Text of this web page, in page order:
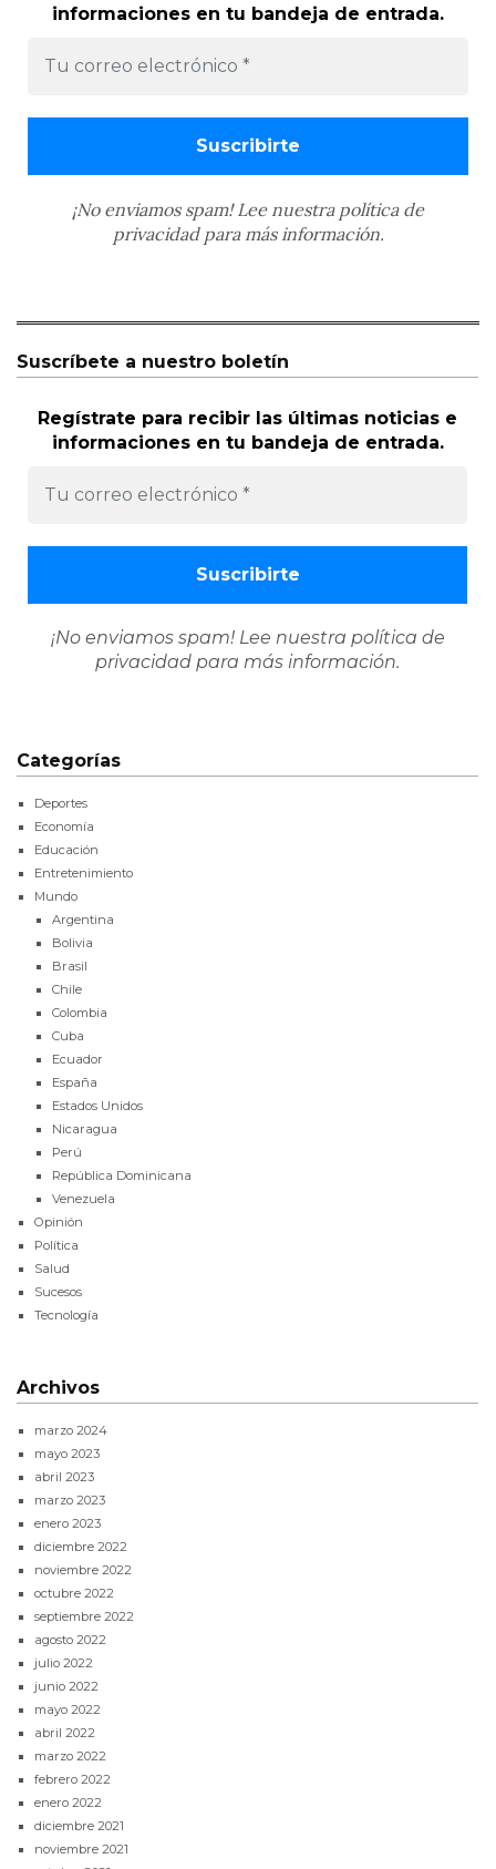
informaciones en tu bandeja de entrada.
¡No enviamos spam! Lee nuestra política de
privacidadpara más información.
Suscríbete a nuestro boletín
Regístrate para recibir las últimas noticias e
informaciones en tu bandeja de entrada.
¡No enviamos spam! Lee nuestra política de
privacidad para más información.
Categorías
Deportes
Economía
Educación
Entretenimiento
Mundo
Argentina
Bolivia
Brasil
Chile
Colombia
Cuba
Ecuador
España
Estados Unidos
Nicaragua
Perú
República Dominicana
Venezuela
Opinión
Política
Salud
Sucesos
Tecnología
Archivos
marzo 2024
mayo 2023
abril 2023
marzo 2023
enero 2023
diciembre 2022
noviembre 2022
octubre 2022
septiembre 2022
agosto 2022
julio 2022
junio 2022
mayo 2022
abril 2022
marzo 2022
febrero 2022
enero 2022
diciembre 2021
noviembre 2021